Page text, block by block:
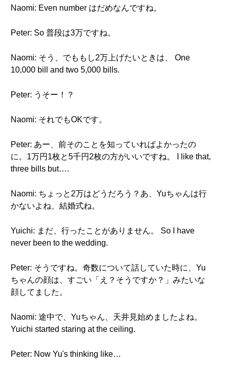
Naomi: Even number はだめなんですね。
Peter: So 普段は3万ですね。
Naomi: そう、でももし2万上げたいときは、 One
10,000 bill and two 5,000 bills.
Peter: うそー！？
Naomi: それでもOKです。
Peter: あー、前そのことを知っていればよかったの
に。1万円1枚と5千円2枚の方がいいですね。 I like that,
three bills but….
Naomi: ちょっと2万はどうだろう？あ、Yuちゃんは行
かないよね、結婚式ね。
Yuichi: まだ、行ったことがありません。 So I have
never been to the wedding.
Peter: そうですね。奇数について話していた時に、Yu
ちゃんの顔は、すごい「え？そうですか？」みたいな
顔してました。
Naomi: 途中で、Yuちゃん、天井見始めましたよね。
Yuichi started staring at the ceiling.
Peter: Now Yu's thinking like…